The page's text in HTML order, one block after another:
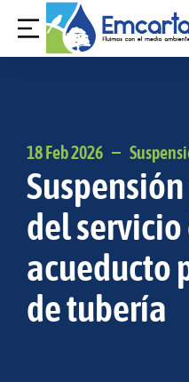
18 Feb 2026
del servicio
acueducto
de tubería